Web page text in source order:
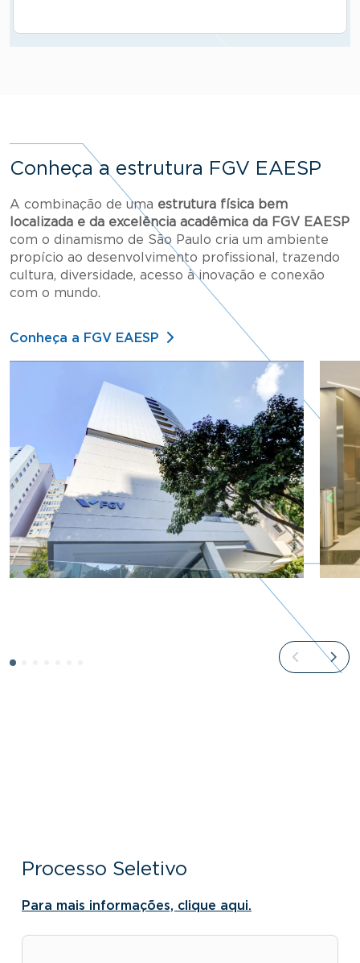
Conheça a estrutura FGV EAESP
A combinação de uma estrutura física bem
localizada e da excelência acadêmica da FGV EAESP
com o dinamismo de São Paulo cria um ambiente
propício ao desenvolvimento profissional, trazendo
cultura, diversidade, acesso à inovação e conexão
com o mundo.
Conheça a FGV EAESP
Processo Seletivo
Para mais informações, clique aqui.